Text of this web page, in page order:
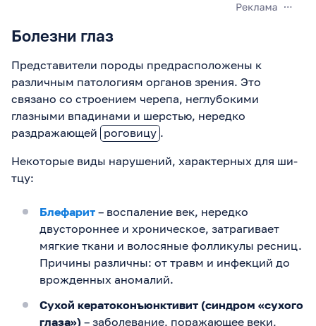
Болезни глаз
Представители породы предрасположены к
различным патологиям органов зрения. Это
связано со строением черепа, неглубокими
глазными впадинами и шерстью, нередко
раздражающей роговицу .
Некоторые виды нарушений, характерных для ши-
тцу:
Блефарит – воспаление век, нередко
двустороннее и хроническое, затрагивает
мягкие ткани и волосяные фолликулы ресниц.
Причины различны: от травм и инфекций до
врожденных аномалий.
Сухой кератоконъюнктивит (синдром «сухого
глаза») – заболевание, поражающее веки,